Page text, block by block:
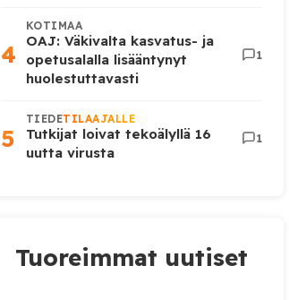
4
KOTIMAA
OAJ: Väkivalta kasvatus- ja
opetusalalla lisääntynyt
huolestuttavasti
1
5
TIEDETILAAJALLE
Tutkijat loivat tekoälyllä 16
uutta virusta
1
Tuoreimmat uutiset